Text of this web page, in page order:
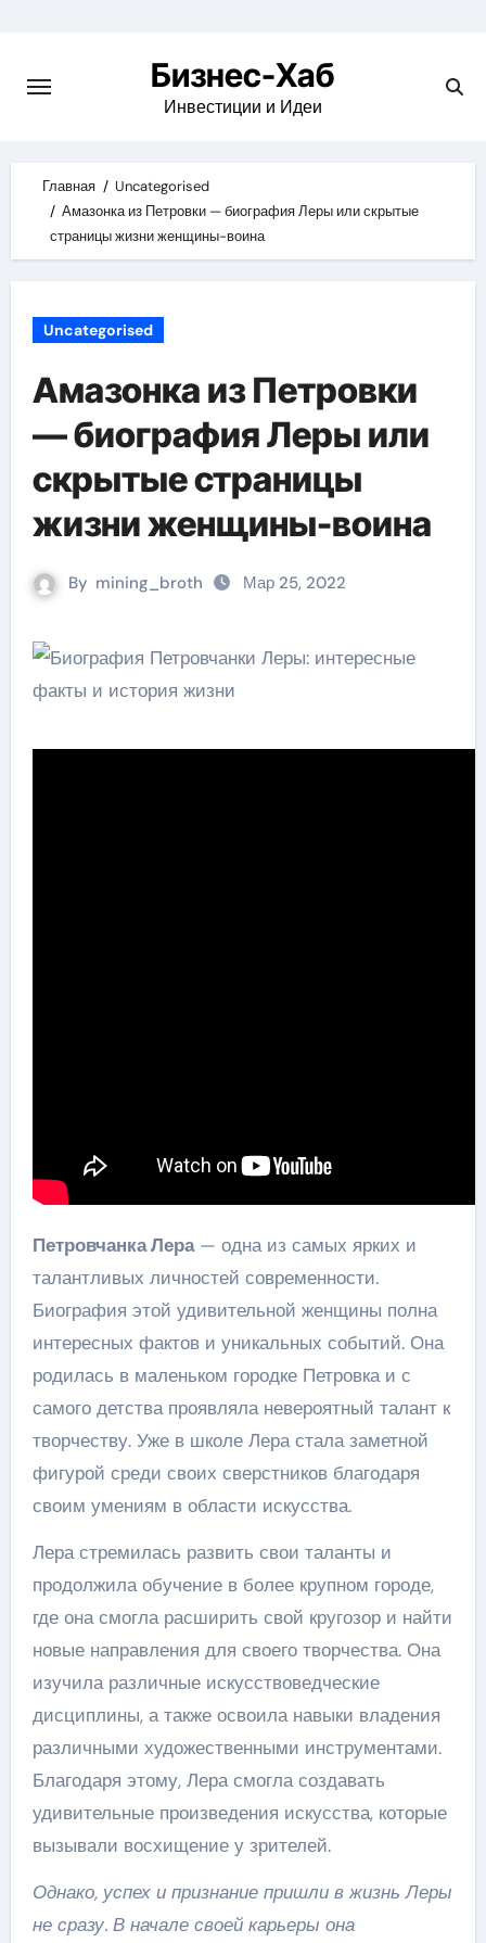
content
Бизнес-Хаб
Инвестиции и Идеи
Главная
Uncategorised
Амазонка из Петровки — биография Леры или скрытые
страницы жизни женщины-воина
Uncategorised
Амазонка из Петровки
— биография Леры или
скрытые страницы
жизни женщины-воина
By mining_broth Мар 25, 2022
Петровчанка Лера— одна из самых ярких и
талантливых личностей современности.
Биография этой удивительной женщины полна
интересных фактов и уникальных событий. Она
родилась в маленьком городке Петровка и с
самого детства проявляла невероятный талант к
творчеству. Уже в школе Лера стала заметной
фигурой среди своих сверстников благодаря
своим умениям в области искусства.
Лера стремилась развить свои таланты и
продолжила обучение в более крупном городе,
где она смогла расширить свой кругозор и найти
новые направления для своего творчества. Она
изучила различные искусствоведческие
дисциплины, а также освоила навыки владения
различными художественными инструментами.
Благодаря этому, Лера смогла создавать
удивительные произведения искусства, которые
вызывали восхищение у зрителей.
Однако, успех и признание пришли в жизнь Леры
не сразу. В начале своей карьеры она